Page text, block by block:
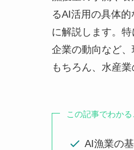
るAI活用の具体
に解説します。
企業の動向など
もちろん、水産
この記事でわかる
AI漁業の